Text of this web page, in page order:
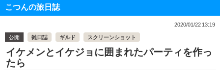
こつんの旅日誌
2020/01/22 13:19
公開
雑日誌 ギルド スクリーンショット
イケメンとイケジョに囲まれたパーティを作っ
たら